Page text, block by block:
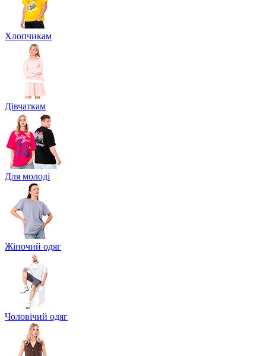
Хлопчикам
Дівчаткам
Для молоді
Жіночий одяг
Чоловічий одяг